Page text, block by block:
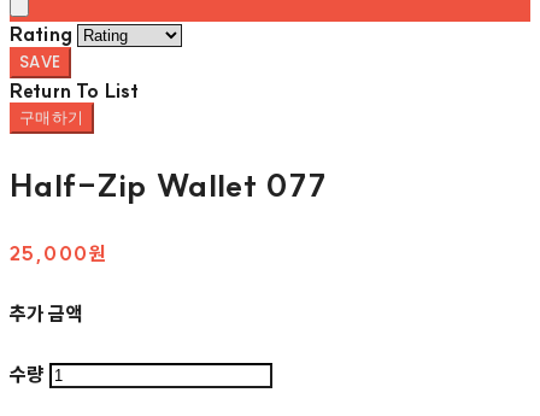
Rating
SAVE
Return To List
구매하기
Half-Zip Wallet 077
25,000원
추가 금액
수량